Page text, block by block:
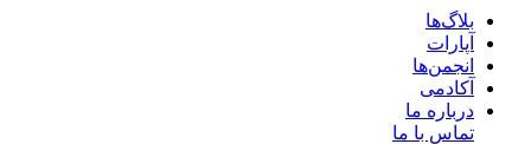
بلاگ‌ها
آپارات
انجمن‌ها
آکادمی
درباره ما
تماس با ما